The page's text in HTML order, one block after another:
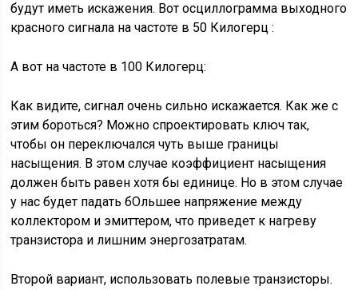
будут иметь искажения. Вот осциллограмма выходного
красного сигнала на частоте в 50 Килогерц :
А вот на частоте в 100 Килогерц:
Как видите, сигнал очень сильно искажается. Как же с
этим бороться? Можно спроектировать ключ так,
чтобы он переключался чуть выше границы
насыщения. В этом случае коэффициент насыщения
должен быть равен хотя бы единице. Но в этом случае
у нас будет падать бОльшее напряжение между
коллектором и эмиттером, что приведет к нагреву
транзистора и лишним энергозатратам.
Второй вариант, использовать полевые транзисторы.